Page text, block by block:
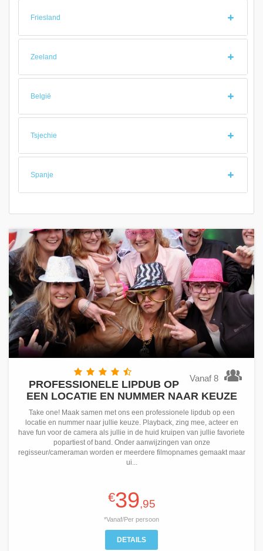
Friesland
Zeeland
België
Tsjechie
Spanje
Vanaf 8
PROFESSIONELE LIPDUB OP
EEN LOCATIE EN NUMMER NAAR KEUZE
Take one! Maak samen met ons een professionele lipdub op een
locatie en nummer naar jullie keuze. Playback, zing mee, acteer en
have fun voor de camera als jullie in de huid kruipen van jullie favoriete
popartiest of band. Onder aanwijzingen van onze
regisseur/cameraman worden er meerdere filmopnames gemaakt maar
ui...
€39,95
*Vanaf/Per persoon
DETAILS